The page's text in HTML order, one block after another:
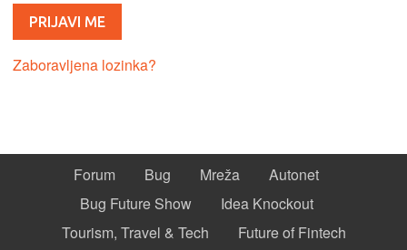
Zaboravljena lozinka?
Forum Bug Mreža
Autonet
Bug Future Show
Idea Knockout
Tourism, Travel & Tech
Future of Fintech